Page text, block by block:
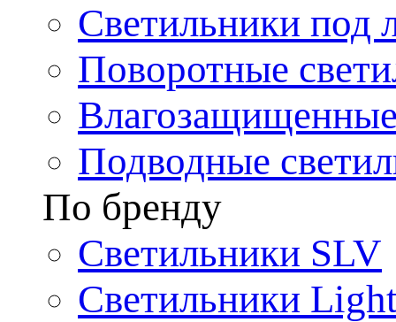
Светильники под
Поворотные
Подводные
По бренду
Светильники SLV
Светильники